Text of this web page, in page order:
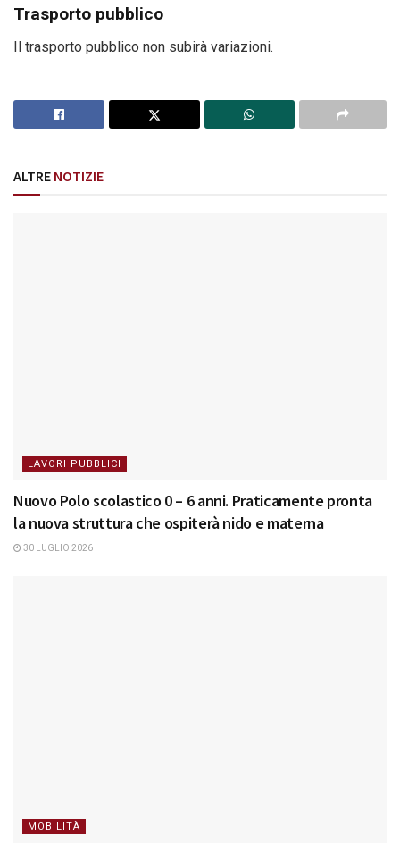
Trasporto pubblico
Il trasporto pubblico non subirà variazioni.
ALTRE NOTIZIE
LAVORI PUBBLICI
Nuovo Polo scolastico 0 – 6 anni. Praticamente pronta
la nuova struttura che ospiterà nido e materna
30 LUGLIO 2026
MOBILITÀ